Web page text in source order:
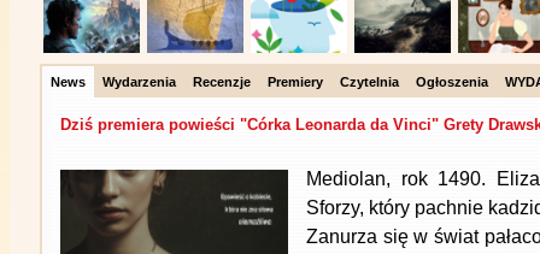
News Wydarzenia Recenzje Premiery Czytelnia Ogłoszenia
Dziś premiera powieści "Córka Leonarda da Vinci" Grety
Mediolan, rok 1490.
Sforzy, który pachnie
Zanurza się w świat